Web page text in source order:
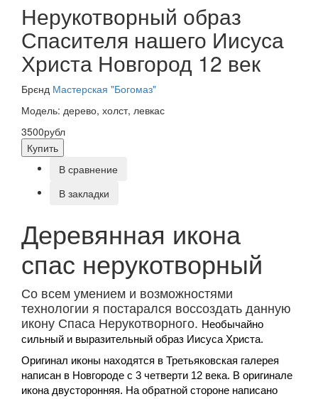
Нерукотворный образ
Спасителя нашего Иисуса
Христа Новгород 12 век
Брєнд Мастерская "Богомаз"
Модель: дерево, холст, левкас
3500рубл
Купить
В сравнение
В закладки
Деревянная икона
спас нерукотворный
Со всем умением и возможностями
технологии я постарался воссоздать данную
икону Спаса Нерукотворного. Необычайно
сильный и выразительный образ Иисуса Христа.
Оригинал иконы находятся в Третьяковская галерея
написан в Новгороде с 3 четверти 12 века. В оригинале
икона двусторонняя. На обратной стороне написано